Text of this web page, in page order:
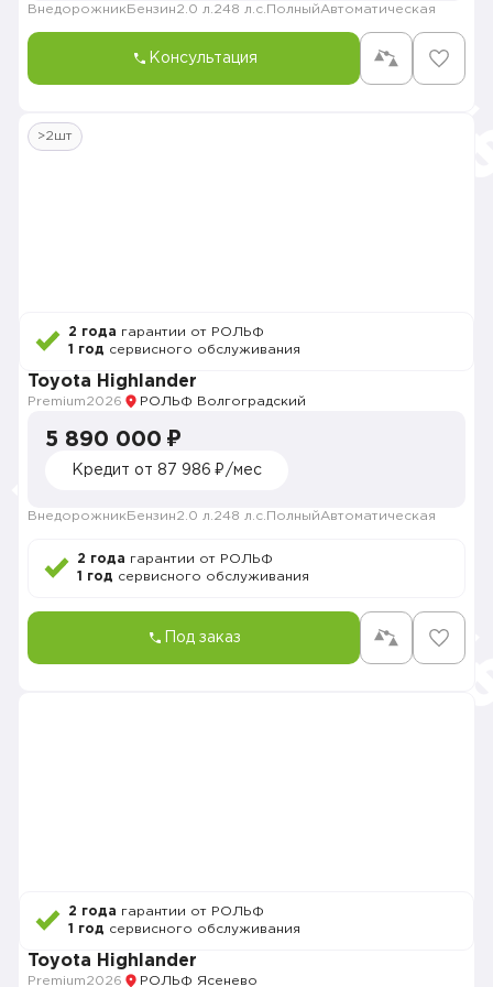
Внедорожник Бензин2.0 л. 248 л.с. ПолныйАвтоматическая
Консультация
>2шт
2 года гарантии от РОЛЬФ
1 год сервисного обслуживания
Toyota Highlander
Premium2026 РОЛЬФ Волгоградский
5 890 000 ₽
Кредит от 87 986 ₽/мес
Внедорожник Бензин2.0 л. 248 л.с. ПолныйАвтоматическая
2 года гарантии от РОЛЬФ
1 год сервисного обслуживания
Под заказ
2 года гарантии от РОЛЬФ
1 год сервисного обслуживания
Toyota Highlander
Premium2026 РОЛЬФ Ясенево